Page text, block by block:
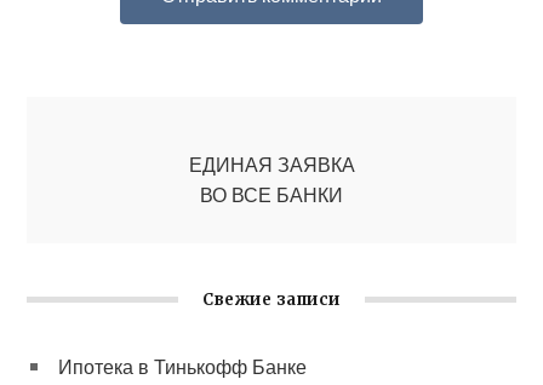
ЕДИНАЯ ЗАЯВКА
ВО ВСЕ БАНКИ
Свежие записи
Ипотека в Тинькофф Банке